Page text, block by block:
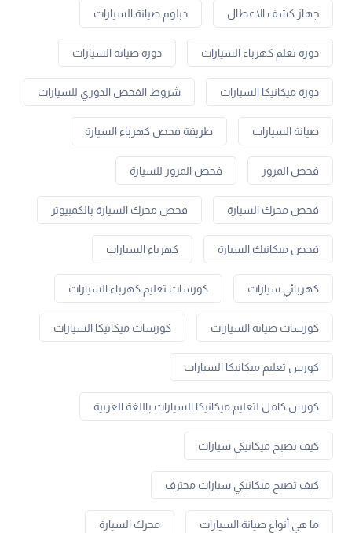
جهاز كشف الاعطال دبلوم صيانة السيارات
دورة تعلم كهرباء السيارات دورة صيانة السيارات
دورة ميكانيكا السيارات شروط الفحص الدوري للسيارات
صيانة السيارات طريقة فحص كهرباء السيارة
فحص المرور فحص المرور للسيارة
فحص محرك السيارة فحص محرك السيارة بالكمبيوتر
فحص ميكانيك السيارة كهرباء السيارات
كهربائي سيارات كورسات تعليم كهرباء السيارات
كورسات صيانة السيارات كورسات ميكانيكا السيارات
كورس تعليم ميكانيكا السيارات
كورس كامل لتعليم ميكانيكا السيارات باللغة العربية
كيف تصبح ميكانيكي سيارات
كيف تصبح ميكانيكي سيارات محترف
ما هي أنواع صيانة السيارات محرك السيارة